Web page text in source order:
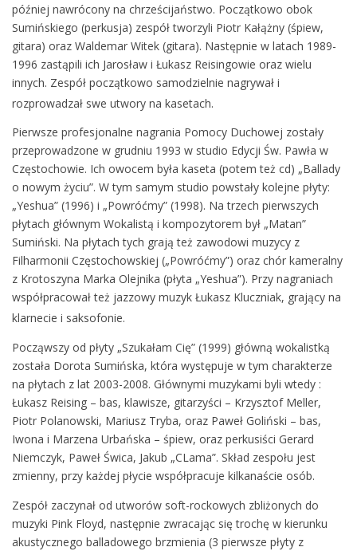
później nawrócony na chrześcijaństwo. Początkowo obok
Sumińskiego (perkusja) zespół tworzyli Piotr Kałążny (śpiew,
gitara) oraz Waldemar Witek (gitara). Następnie w latach 1989-
1996 zastąpili ich Jarosław i Łukasz Reisingowie oraz wielu
innych. Zespół początkowo samodzielnie nagrywał i
rozprowadzał swe utwory na kasetach.
Pierwsze profesjonalne nagrania Pomocy Duchowej zostały
przeprowadzone w grudniu 1993 w studio Edycji Św. Pawła w
Częstochowie. Ich owocem była kaseta (potem też cd) „Ballady
o nowym życiu”. W tym samym studio powstały kolejne płyty:
„Yeshua” (1996) i „Powróćmy” (1998). Na trzech pierwszych
płytach głównym Wokalistą i kompozytorem był „Matan”
Sumiński. Na płytach tych grają też zawodowi muzycy z
Filharmonii Częstochowskiej („Powróćmy”) oraz chór kameralny
z Krotoszyna Marka Olejnika (płyta „Yeshua”). Przy nagraniach
współpracował też jazzowy muzyk Łukasz Kluczniak, grający na
klarnecie i saksofonie.
Począwszy od płyty „Szukałam Cię” (1999) główną wokalistką
została Dorota Sumińska, która występuje w tym charakterze
na płytach z lat 2003-2008. Głównymi muzykami byli wtedy :
Łukasz Reising – bas, klawisze, gitarzyści – Krzysztof Meller,
Piotr Polanowski, Mariusz Tryba, oraz Paweł Goliński – bas,
Iwona i Marzena Urbańska – śpiew, oraz perkusiści Gerard
Niemczyk, Paweł Świca, Jakub „CLama”. Skład zespołu jest
zmienny, przy każdej płycie współpracuje kilkanaście osób.
Zespół zaczynał od utworów soft-rockowych zbliżonych do
muzyki Pink Floyd, następnie zwracając się trochę w kierunku
akustycznego balladowego brzmienia (3 pierwsze płyty z